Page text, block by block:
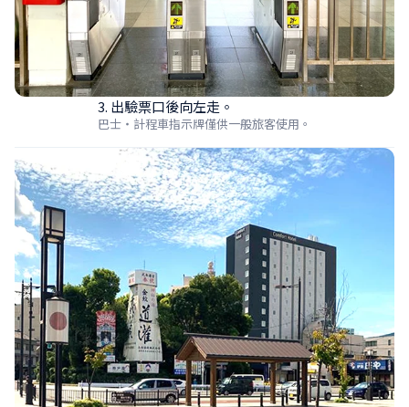
3. 出驗票口後向左走。
巴士・計程車指示牌僅供一般旅客使用。